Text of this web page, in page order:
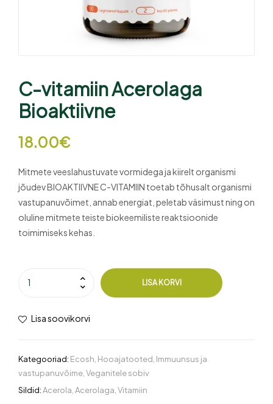
C-vitamiin Acerolaga
Bioaktiivne
18.00€
Mitmete veeslahustuvate vormidega ja kiirelt organismi
jõudev BIOAKTIIVNE C-VITAMIIN toetab tõhusalt organismi
vastupanuvõimet, annab energiat, peletab väsimust ning on
oluline mitmete teiste biokeemiliste reaktsioonide
toimimiseks kehas.
LISA KORVI
Lisa soovikorvi
Kategooriad: Ecosh Hooajatooted Immuunsus ja
vastupanuvõime Veganitele sobiv
Sildid:Acerola Acerolaga Vitamiin